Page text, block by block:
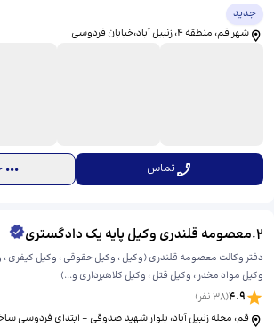
جدید
شهر قم، منطقه ۴، زنبیل آباد،خیابان فردوسی
تماس
2
.معصومه قلندری وکیل پایه یک دادگستری
دفتر وکالت معصومه قلندری (وکیل ، وکیل حقوقی ،
وکیل مواد مخدر ، وکیل قتل ، وکیل کلاهبرداری و...)
4.9
(
38نفر)
قم، محله زنبیل آباد، بلوار شهید صدوقی - ابتدای فردوسی ساختمان Gold city طبقه ۴